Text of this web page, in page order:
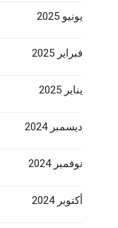
يونيو 2025
فبراير 2025
يناير 2025
ديسمبر 2024
نوفمبر 2024
أكتوبر 2024